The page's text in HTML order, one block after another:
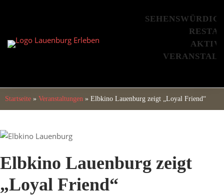
Startseite » Veranstaltungen » Elbkino Lauenburg zeigt „Loyal Friend“
Elbkino Lauenburg zeigt
„Loyal Friend“